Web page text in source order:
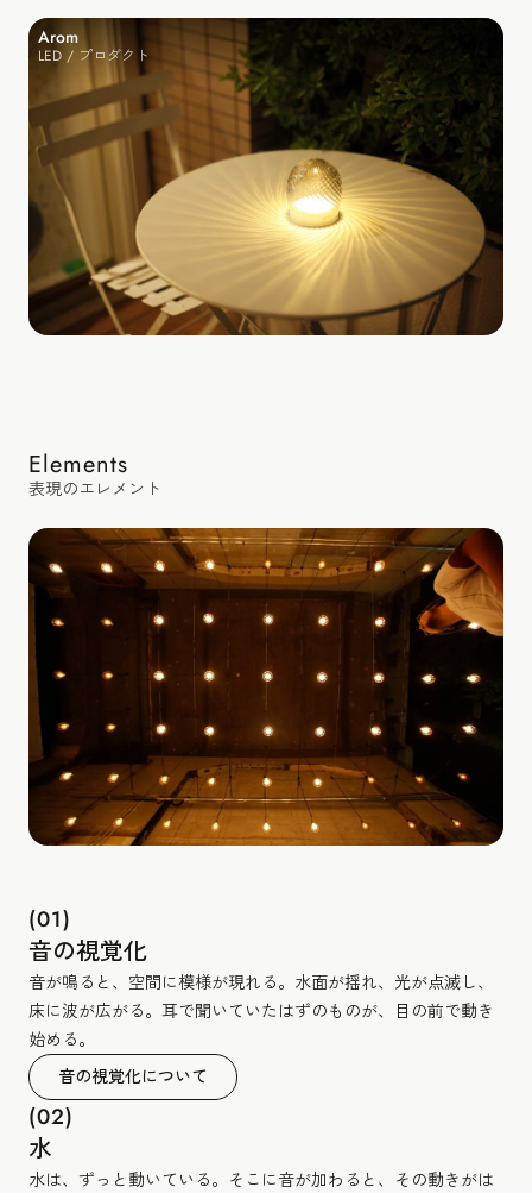
Arom
LED / プロダクト
Elements
表現のエレメント
(01)
音の視覚化
音が鳴ると、空間に模様が現れる。水面が揺れ、光が点滅し、
床に波が広がる。耳で聞いていたはずのものが、目の前で動き
始める。
音の視覚化について
(02)
水
水は、ずっと動いている。そこに音が加わると、その動きがは